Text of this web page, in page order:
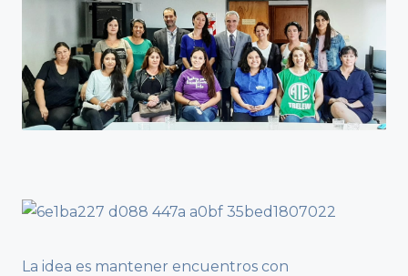
La idea es mantener encuentros con